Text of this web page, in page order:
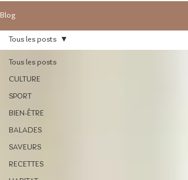
Blog
Tous les posts
CULTURE
SPORT
BIEN-ÊTRE
BALADES
SAVEURS
RECETTES
Tous les posts